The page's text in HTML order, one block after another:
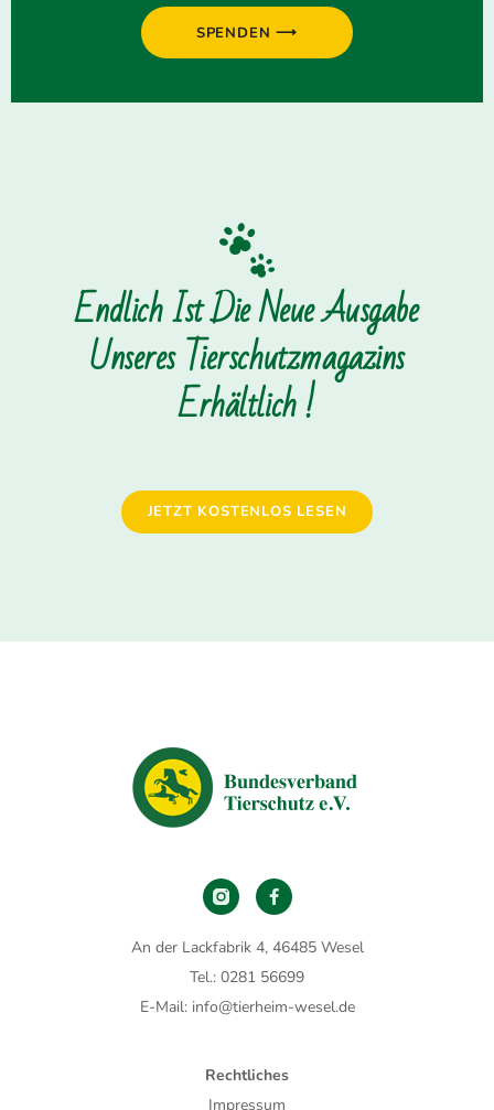
SPENDEN ⟶
Endlich Ist Die Neue Ausgabe
Unseres Tierschutzmagazins
Erhältlich !
JETZT KOSTENLOS LESEN
An der Lackfabrik 4, 46485 Wesel
Tel.: 0281 56699
E-Mail: info@tierheim-wesel.de
Rechtliches
Impressum